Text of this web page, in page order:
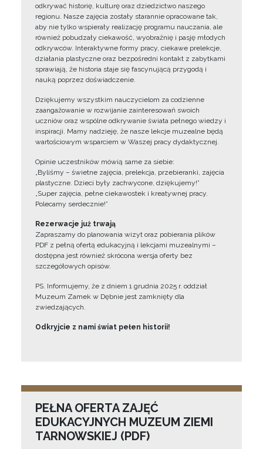
odkrywać historię, kulturę oraz dziedzictwo naszego
regionu. Nasze zajęcia zostały starannie opracowane tak,
aby nie tylko wspierały realizację programu nauczania, ale
również pobudzały ciekawość, wyobraźnię i pasję młodych
odkrywców. Interaktywne formy pracy, ciekawe prelekcje,
działania plastyczne oraz bezpośredni kontakt z zabytkami
sprawiają, że historia staje się fascynującą przygodą i
nauką poprzez doświadczenie.
Dziękujemy wszystkim nauczycielom za codzienne
zaangażowanie w rozwijanie zainteresowań swoich
uczniów oraz wspólne odkrywanie świata pełnego wiedzy i
inspiracji. Mamy nadzieję, że nasze lekcje muzealne będą
wartościowym wsparciem w Waszej pracy dydaktycznej.
Opinie uczestników mówią same za siebie:
„Byliśmy – świetne zajęcia, prelekcja, przebieranki, zajęcia
plastyczne. Dzieci były zachwycone, dziękujemy!”
„Super zajęcia, pełne ciekawostek i kreatywnej pracy.
Polecamy serdecznie!”
Rezerwacje już trwają
Zapraszamy do planowania wizyt oraz pobierania plików
PDF z pełną ofertą edukacyjną i lekcjami muzealnymi –
dostępna jest również skrócona wersja oferty bez
szczegółowych opisów.
PS. Informujemy, że z dniem 1 grudnia 2025 r. oddział
Muzeum Zamek w Dębnie jest zamknięty dla
zwiedzających.
Odkryjcie z nami świat pełen historii!
PEŁNA OFERTA ZAJĘĆ
EDUKACYJNYCH MUZEUM ZIEMI
TARNOWSKIEJ (PDF)